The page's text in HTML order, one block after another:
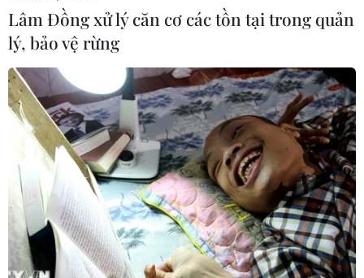
Lâm Đồng xử lý căn cơ các tồn tại trong quản
lý, bảo vệ rừng